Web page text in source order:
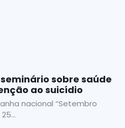
sobre saúde
ao suicídio
nacional “Setembro